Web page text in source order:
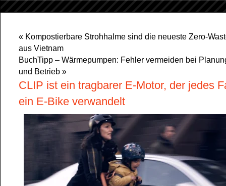
« Kompostierbare Strohhalme sind die neueste Zero-
aus Vietnam
BuchTipp – Wärmepumpen: Fehler vermeiden bei
und Betrieb »
CLIP ist ein tragbarer E-Motor, der jedes
ein E-Bike verwandelt